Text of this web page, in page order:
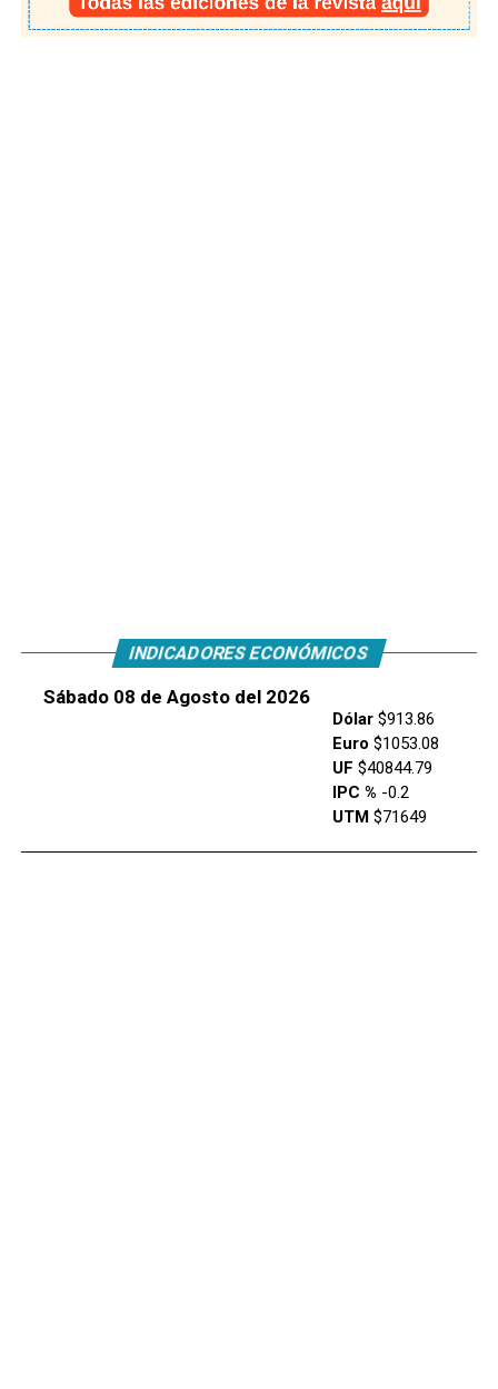
INDICADORES ECONÓMICOS
Sábado 08 de Agosto del 2026
Dólar$913.86
Euro $1053.08
UF $40844.79
IPC % -0.2
UTM $71649